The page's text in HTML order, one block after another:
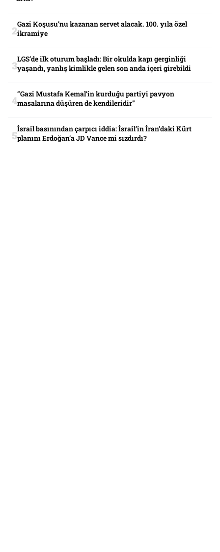
Gazi Koşusu’nu kazanan servet alacak. 100. yıla özel
ikramiye
LGS’de ilk oturum başladı: Bir okulda kapı gerginliği
yaşandı, yanlış kimlikle gelen son anda içeri girebildi
“Gazi Mustafa Kemal’in kurduğu partiyi pavyon
masalarına düşüren de kendileridir”
İsrail basınından çarpıcı iddia: İsrail’in İran’daki Kürt
planını Erdoğan’a JD Vance mi sızdırdı?